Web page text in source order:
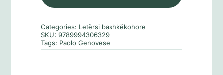
jetes
sime
Categories: Letërsi bashkëkohore
SKU:9789994306329
Tags: Paolo Genovese